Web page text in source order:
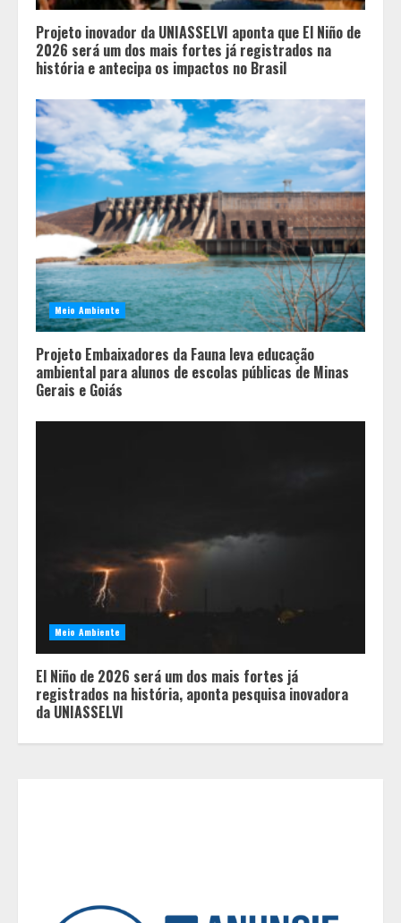
Projeto inovador da UNIASSELVI aponta que El Niño de
2026 será um dos mais fortes já registrados na
história e antecipa os impactos no Brasil
Meio Ambiente
Projeto Embaixadores da Fauna leva educação
ambiental para alunos de escolas públicas de Minas
Gerais e Goiás
Meio Ambiente
El Niño de 2026 será um dos mais fortes já
registrados na história, aponta pesquisa inovadora
da UNIASSELVI
Minas+Doce- Feira e Festival da
Doçaria e Confeitaria Mineira
O Bloomsday hoje: 18 horas na vida
de Dublin sob vigilância
Mariano Procópio celebram um ano